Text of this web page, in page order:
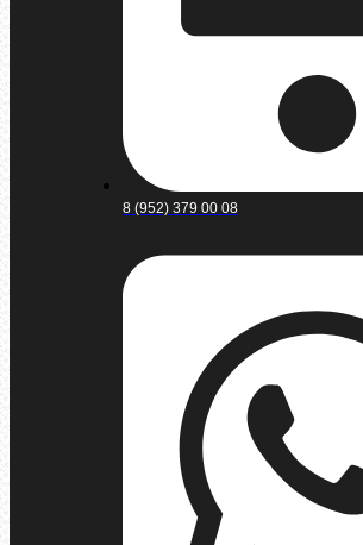
8 (952) 379 00 08